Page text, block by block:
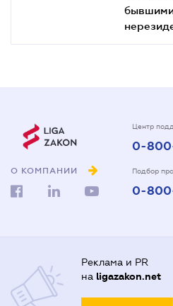
О КОМПАНИИ
Центр
0-
Подбор
0-
Реклама и PR
на ligazakon.net